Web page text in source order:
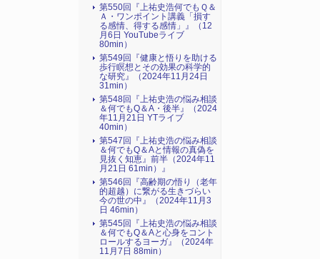
第550回『上祐史浩何でもＱ＆
Ａ・ワンポイント講義「損す
る感情、得する感情」』（12
月6日 YouTubeライブ
80min）
第549回『健康と悟りを助ける
歩行瞑想とその効果の科学的
な研究』（2024年11月24日
31min）
第548回『上祐史浩の悩み相談
＆何でもQ＆A・後半』（2024
年11月21日 YTライブ
40min）
第547回『上祐史浩の悩み相談
＆何でもQ＆Aと情報の真偽を
見抜く知恵』前半（2024年11
月21日 61min）』
第546回『高齢期の悟り（老年
的超越）に繋がる生きづらい
今の世の中』（2024年11月3
日 46min）
第545回『上祐史浩の悩み相談
＆何でもQ＆Aと心身をコント
ロールするヨーガ』（2024年
11月7日 88min）